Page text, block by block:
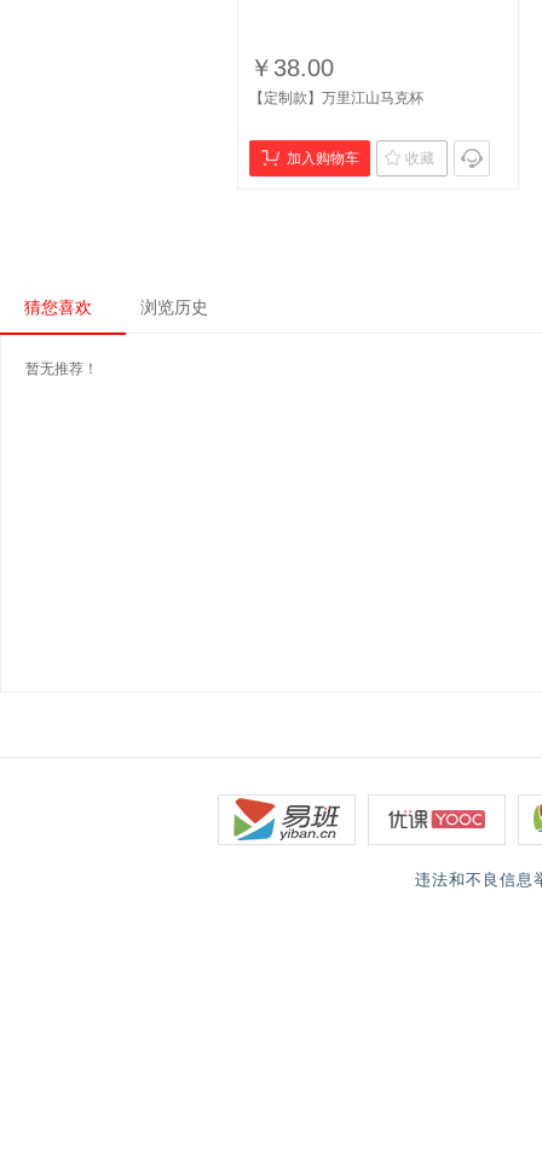
￥38.00
【定制款】万里江山马克杯
加入购物车 收藏
猜您喜欢 浏览历史
暂无推荐！
违法和不良信